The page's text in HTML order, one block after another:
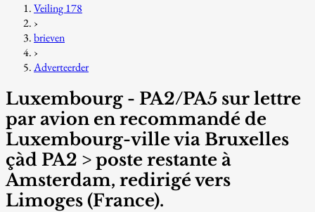
Veiling 178
›
brieven
›
Adverteerder
Luxembourg - PA2/PA5 sur lettre
par avion en recommandé de
Luxembourg-ville via Bruxelles
çàd PA2 > poste restante à
Amsterdam, redirigé vers
Limoges (France).